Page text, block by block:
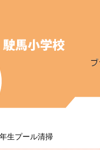
生プール清掃